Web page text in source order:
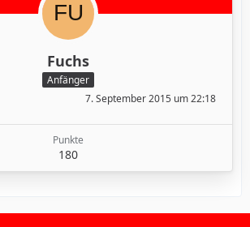
Fuchs
Anfänger
7. September 2015 um 22:18
Punkte
180